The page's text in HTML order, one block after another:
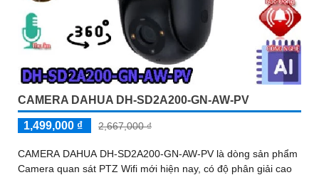
CAMERA DAHUA DH-SD2A200-GN-AW-PV
1,499,000 ₫ 2,667,000 ₫
CAMERA DAHUA DH-SD2A200-GN-AW-PV là dòng sản phẩm
Camera quan sát PTZ Wifi mới hiện nay, có độ phân giải cao